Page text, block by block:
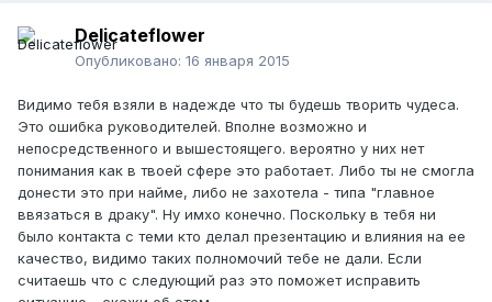
Delicateflower
Опубликовано: 16 января 2015
Видимо тебя взяли в надежде что ты будешь творить чудеса.
Это ошибка руководителей. Вполне возможно и
непосредственного и вышестоящего. вероятно у них нет
понимания как в твоей сфере это работает. Либо ты не смогла
донести это при найме, либо не захотела - типа "главное
ввязаться в драку". Ну имхо конечно. Поскольку в тебя ни
было контакта с теми кто делал презентацию и влияния на ее
качество, видимо таких полномочий тебе не дали. Если
считаешь что с следующий раз это поможет исправить